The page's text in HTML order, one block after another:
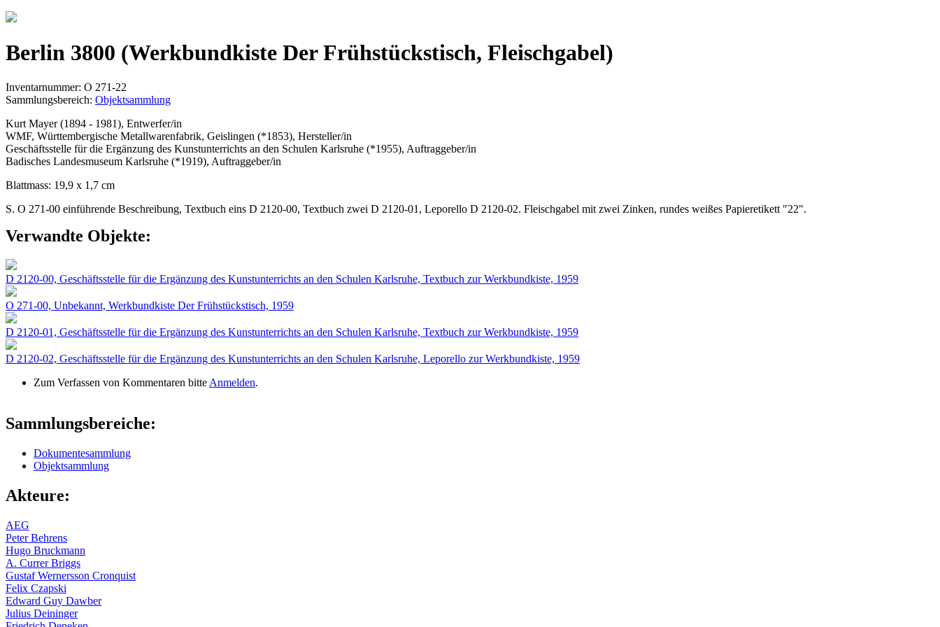
Jump to navigation
Berlin 3800 (Werkbundkiste Der Frühstückstisch, Fleischgabel)
Inventarnummer: O 271-22
Sammlungsbereich: Objektsammlung
Kurt Mayer (1894 - 1981), Entwerfer/in
WMF, Württembergische Metallwarenfabrik, Geislingen (*1853), Hersteller/in
Geschäftsstelle für die Ergänzung des Kunstunterrichts an den Schulen Karlsruhe (*1955), Auftraggeber/in
Badisches Landesmuseum Karlsruhe (*1919), Auftraggeber/in
Blattmass: 19,9 x 1,7 cm
S. O 271-00 einführende Beschreibung, Textbuch eins D 2120-00, Textbuch zwei D 2120-01, Leporello D 2120-02. Fleischgabel mit zwei Zinken, rundes weißes Papieretikett "22".
Verwandte Objekte:
D 2120-00, Geschäftsstelle für die Ergänzung des Kunstunterrichts an den Schulen Karlsruhe, Textbuch zur Werkbundkiste, 1959
O 271-00, Unbekannt, Werkbundkiste Der Frühstückstisch, 1959
D 2120-01, Geschäftsstelle für die Ergänzung des Kunstunterrichts an den Schulen Karlsruhe, Textbuch zur Werkbundkiste, 1959
D 2120-02, Geschäftsstelle für die Ergänzung des Kunstunterrichts an den Schulen Karlsruhe, Leporello zur Werkbundkiste, 1959
Zum Verfassen von Kommentaren bitte Anmelden.
Sammlungsbereiche:
Dokumentesammlung
Objektsammlung
Akteure:
AEG
Peter Behrens
Hugo Bruckmann
A. Currer Briggs
Gustaf Wernersson Cronquist
Felix Czapski
Edward Guy Dawber
Julius Deininger